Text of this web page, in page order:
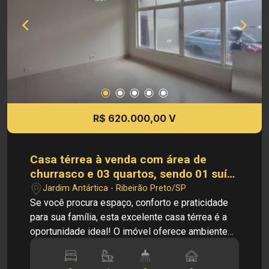
R$ 620.000,00 V
Casa térrea à venda com área de
churrasco e 03 quartos, sendo 01 suíte
no bairro Jardim Antártica, em
Ribeirão Preto/SP.
Jardim Antártica - Ribeirão Preto/SP
Se você procura espaço, conforto e praticidade
para sua família, esta excelente casa térrea é a
oportunidade ideal! O imóvel oferece ambientes
funcionalidade. A sala ampla proporciona um